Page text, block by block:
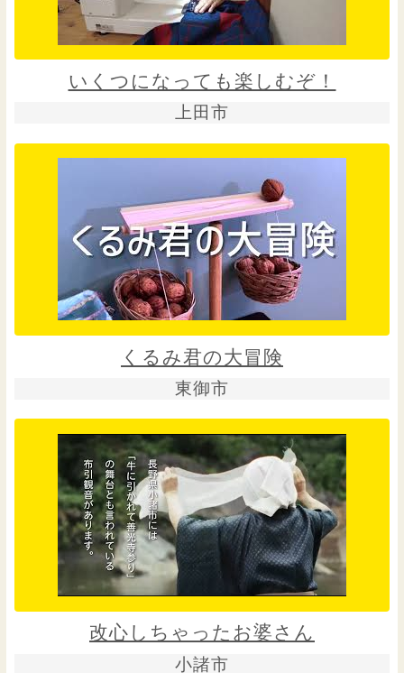
いくつになっても楽しむぞ！
上田市
くるみ君の大冒険
東御市
改心しちゃったお婆さん
小諸市